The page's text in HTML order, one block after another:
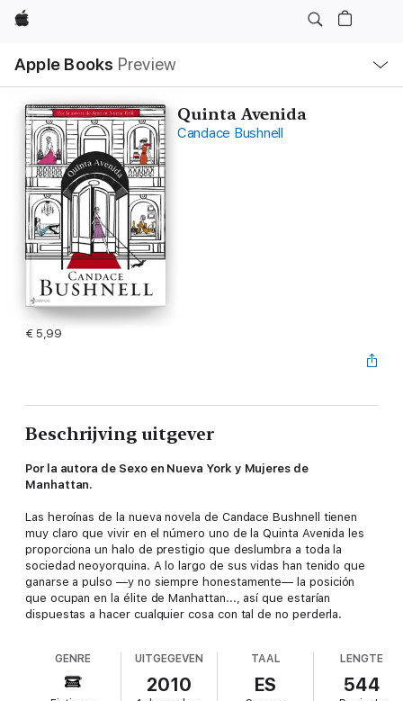
Apple
Apple Books Preview
lokaal
navigatiemenu
Quinta Avenida
Candace Bushnell
€ 5,99
Beschrijving uitgever
Por la autora de Sexo en Nueva York y Mujeres de
Manhattan.
Las heroínas de la nueva novela de Candace Bushnell tienen
muy claro que vivir en el número uno de la Quinta Avenida les
proporciona un halo de prestigio que deslumbra a toda la
sociedad neoyorquina. A lo largo de sus vidas han tenido que
ganarse a pulso —y no siempre honestamente— la posición
que ocupan en la élite de Manhattan..., así que estarían
dispuestas a hacer cualquier cosa con tal de no perderla.
GENRE UITGEGEVEN
2010
TAAL
ES
LENGTE
544